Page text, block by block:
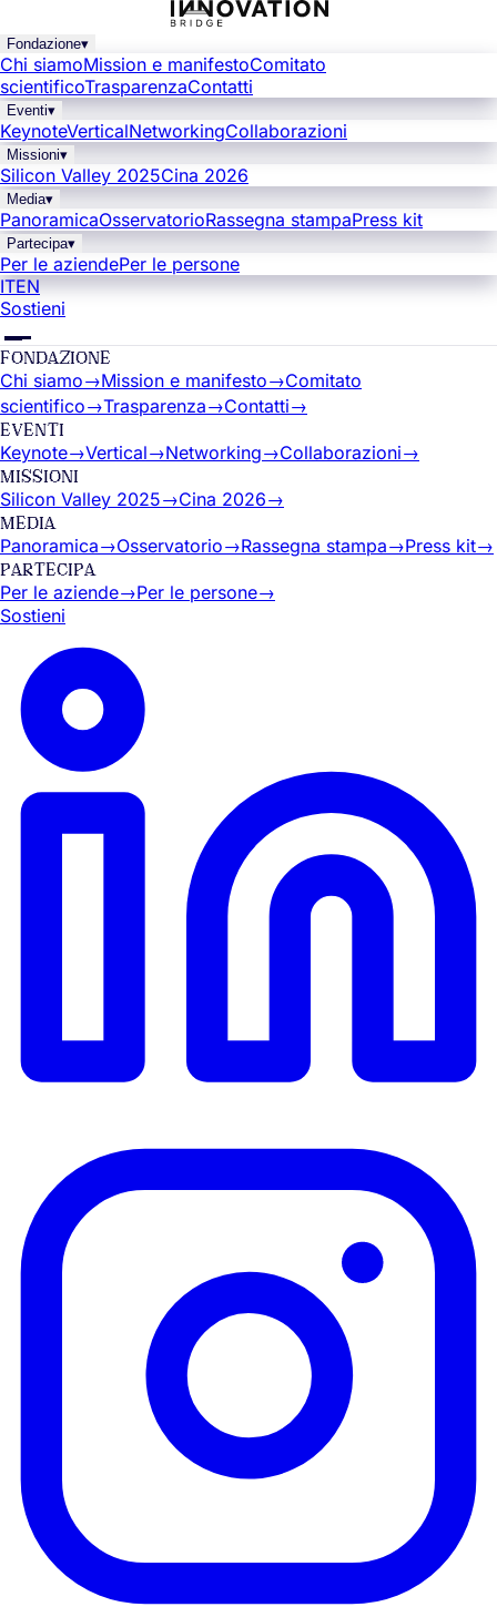
Fondazione▾
Chi siamoMission e manifestoComitato
scientificoTrasparenzaContatti
Eventi▾
KeynoteVerticalNetworkingCollaborazioni
Missioni▾
Silicon Valley 2025Cina 2026
Media▾
PanoramicaOsservatorioRassegna stampaPress kit
Partecipa▾
Per le aziendePer le persone
ITEN
Sostieni
FONDAZIONE
Chi siamo→Mission e manifesto→Comitato
scientifico→Trasparenza→Contatti→
EVENTI
Keynote→Vertical→Networking→Collaborazioni→
MISSIONI
Silicon Valley 2025→Cina 2026→
MEDIA
Panoramica→Osservatorio→Rassegna stampa→Press kit→
PARTECIPA
Per le aziende→Per le persone→
Sostieni